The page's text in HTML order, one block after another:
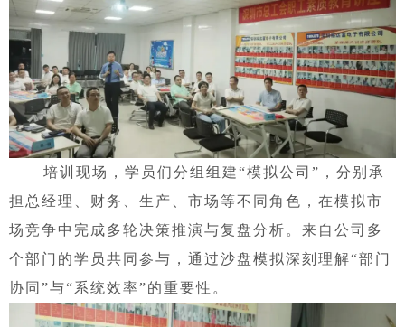
培训现场，学员们分组组建“模拟公司”，分别承
担总经理、财务、生产、市场等不同角色，在模拟市
场竞争中完成多轮决策推演与复盘分析。来自公司多
个部门的学员共同参与，通过沙盘模拟深刻理解“部门
协同”与“系统效率”的重要性。